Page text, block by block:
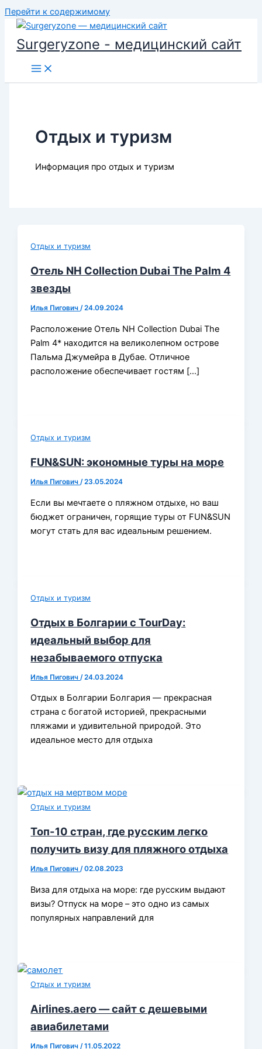
Перейти к содержимому
Surgeryzone - медицинский сайт
Отдых и туризм
Информация про отдых и туризм
Отдых и туризм
Отель NH Collection Dubai The Palm 4
звезды
Илья Пигович/24.09.2024
Расположение Отель NH Collection Dubai The
Palm 4* находится на великолепном острове
Пальма Джумейра в Дубае. Отличное
расположение обеспечивает гостям […]
Отдых и туризм
FUN&SUN: экономные туры на море
Илья Пигович/23.05.2024
Если вы мечтаете о пляжном отдыхе, но ваш
бюджет ограничен, горящие туры от FUN&SUN
могут стать для вас идеальным решением.
Отдых и туризм
Отдых в Болгарии с TourDay:
идеальный выбор для
незабываемого отпуска
Илья Пигович /24.03.2024
Отдых в Болгарии Болгария — прекрасная
страна с богатой историей, прекрасными
пляжами и удивительной природой. Это
идеальное место для отдыха
Отдых и туризм
Топ-10 стран, где русским легко
получить визу для пляжного отдыха
Илья Пигович/02.08.2023
Виза для отдыха на море: где русским выдают
визы? Отпуск на море – это одно из самых
популярных направлений для
Отдых и туризм
Airlines.aero — сайт с дешевыми
авиабилетами
Илья Пигович/11.05.2022